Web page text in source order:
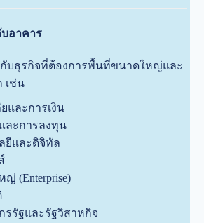
อาคาร
บธุรกิจที่ต้องการพื้นที่ขนาดใหญ่และ
เช่น
และการเงิน
ละการลงทุน
ยีและดิจิทัล
(Enterprise)
รรัฐและรัฐวิสาหกิจ